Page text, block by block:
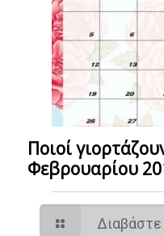
Ποιοί
Φεβρουαρίου